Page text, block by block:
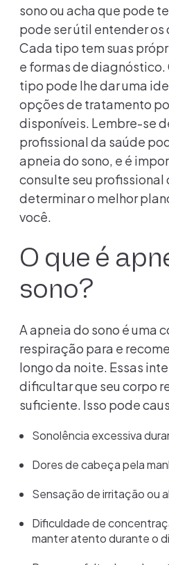
sono ou acha que pode
pode ser útil entender
Cada tipo tem suas
e formas de
tipo pode lhe dar uma
opções de tratamento
disponíveis. Lembre-se
profissional da saúde
apneia do sono, e é
consulte seu profissional
determinar o melhor
você.
O que é
sono?
A apneia do sono é uma
respiração para e
longo da noite. Essas
dificultar que seu corpo
suficiente. Isso pode
Sonolência excessiva
Dores de cabeça pela
Sensação de irritação ou
Dificuldade de
manter atento durante o